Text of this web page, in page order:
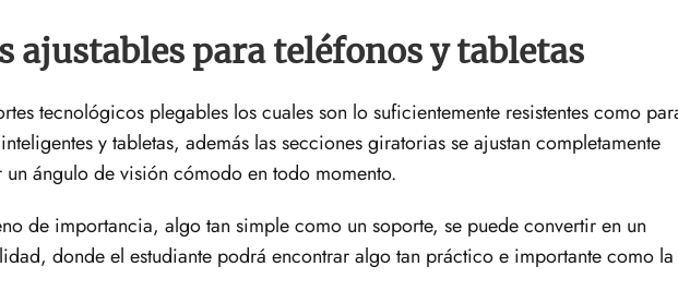
ajustables para teléfonos y tabletas
tecnológicos plegables los cuales son lo suficientemente resistentes como
y tabletas, además las secciones giratorias se ajustan completamente
ángulo de visión cómodo en todo momento.
de importancia, algo tan simple como un soporte, se puede convertir en un
donde el estudiante podrá encontrar algo tan práctico e importante como la